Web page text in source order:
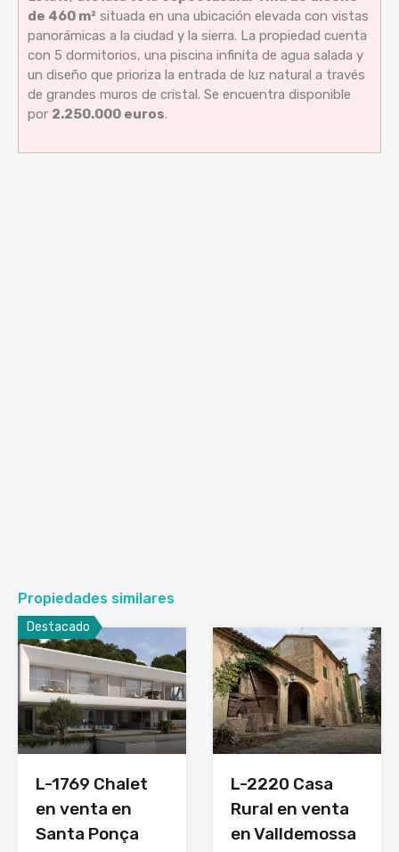
de 460 m² situada en una ubicación elevada con vistas
panorámicas a la ciudad y la sierra. La propiedad cuenta
con 5 dormitorios, una piscina infinita de agua salada y
un diseño que prioriza la entrada de luz natural a través
de grandes muros de cristal. Se encuentra disponible
por 2.250.000 euros.
Propiedades similares
Destacado
L-1769 Chalet
en venta en
Santa Ponça
L-2220 Casa
Rural en venta
en Valldemossa